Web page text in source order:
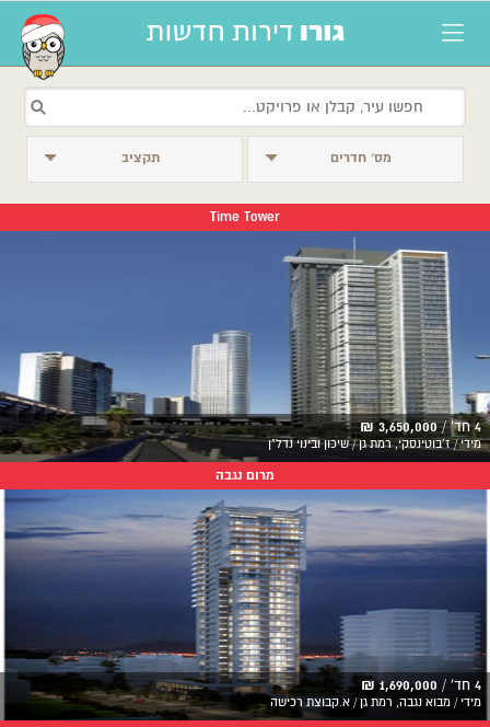
מס׳ חדרים תקציב
Time Tower
4 חד' / 3,650,000 ₪
מידי / ז'בוטינסקי, רמת גן / שיכון ובינוי נדל"ן
מרום נגבה
4 חד' / 1,690,000 ₪
מידי / מבוא נגבה, רמת גן / א.קבוצת רכישה